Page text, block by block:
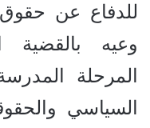
للدفاع عن
وعيه بالقضية
المرحلة
السياسي